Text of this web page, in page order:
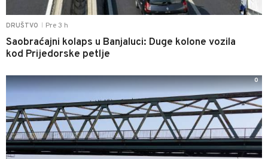
DRUŠTVO Pre 3 h
Saobraćajni kolaps u Banjaluci: Duge kolone vozila
kod Prijedorske petlje
0